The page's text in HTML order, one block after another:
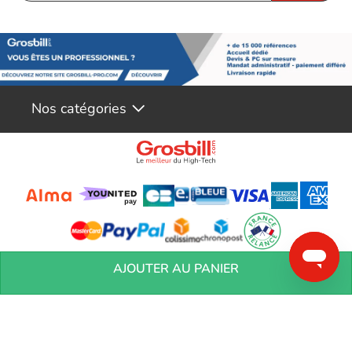
AJOUTER AU PANIER
Nos catégories
Conditions générales de réservation Conditions générales de vente
Mentions
Vos informations personnelles Préférences Cookies
Aide &